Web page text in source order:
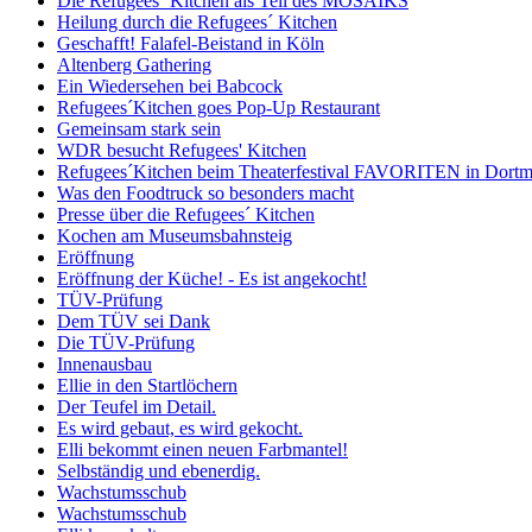
Heilung durch die Refugees´ Kitchen
Geschafft! Falafel-Beistand in Köln
Altenberg Gathering
Ein Wiedersehen bei Babcock
Refugees´Kitchen goes Pop-Up Restaurant
Gemeinsam stark sein
WDR besucht Refugees' Kitchen
Refugees´Kitchen beim Theaterfestival FAVORITEN in
Was den Foodtruck so besonders macht
Presse über die Refugees´ Kitchen
Kochen am Museumsbahnsteig
Eröffnung
Eröffnung der Küche! - Es ist angekocht!
TÜV-Prüfung
Dem TÜV sei Dank
Die TÜV-Prüfung
Innenausbau
Ellie in den Startlöchern
Der Teufel im Detail.
Es wird gebaut, es wird gekocht.
Elli bekommt einen neuen Farbmantel!
Selbständig und ebenerdig.
Wachstumsschub
Wachstumsschub